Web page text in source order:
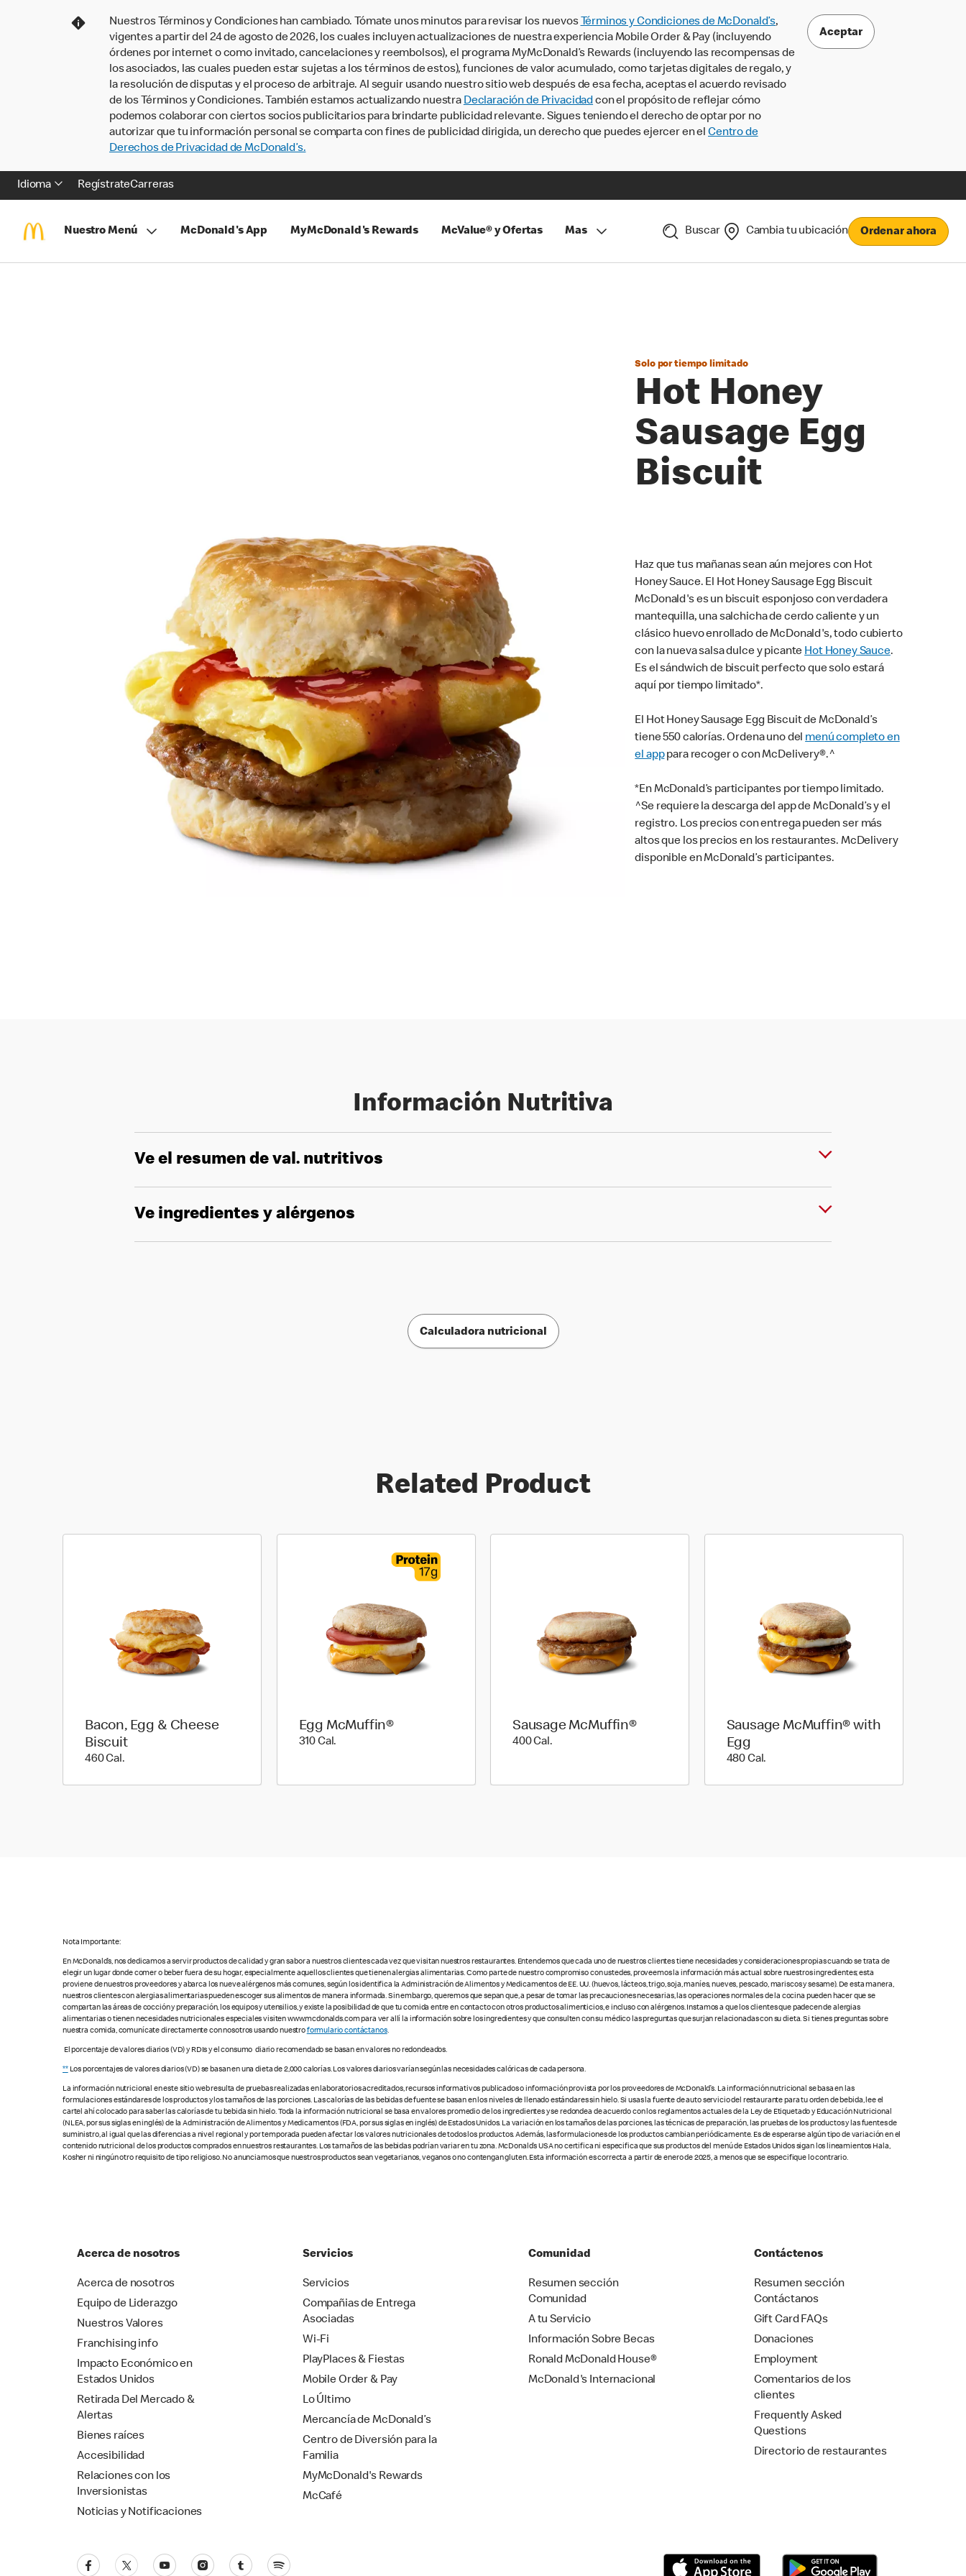
Nuestros Términos y Condiciones han cambiado. Tómate unos minutos para revisar los nuevos Términos y Condiciones de McDonald’s,
vigentes a partir del 24 de agosto de 2026, los cuales incluyen actualizaciones de nuestra experiencia Mobile Order & Pay (incluyendo
órdenes por internet o como invitado, cancelaciones y reembolsos), el programa MyMcDonald’s Rewards (incluyendo las recompensas de
los asociados, las cuales pueden estar sujetas a los términos de estos), funciones de valor acumulado, como tarjetas digitales de regalo, y
la resolución de disputas y el proceso de arbitraje. Al seguir usando nuestro sitio web después de esa fecha, aceptas el acuerdo revisado
de los Términos y Condiciones. También estamos actualizando nuestra Declaración de Privacidadcon el propósito de reflejar cómo
podemos colaborar con ciertos socios publicitarios para brindarte publicidad relevante. Sigues teniendo el derecho de optar por no
autorizar que tu información personal se comparta con fines de publicidad dirigida, un derecho que puedes ejercer en el Centro de
Derechos de Privacidad de McDonald’s.
Aceptar
Idioma RegístrateCarreras
Nuestro Menú McDonald's App MyMcDonald's Rewards McValue® y Ofertas Mas Buscar Cambia tu ubicación Ordenar ahora
Solo por tiempo limitado
Hot Honey
Sausage Egg
Biscuit
Haz que tus mañanas sean aún mejores con Hot
Honey Sauce. El Hot Honey Sausage Egg Biscuit
McDonald's es un biscuit esponjoso con verdadera
mantequilla, una salchicha de cerdo caliente y un
clásico huevo enrollado de McDonald's, todo cubierto
con la nueva salsa dulce y picante Hot Honey Sauce.
Es el sándwich de biscuit perfecto que solo estará
aquí por tiempo limitado*.
El Hot Honey Sausage Egg Biscuit de McDonald’s
tiene 550 calorías. Ordena uno del menú completo en
el apppara recoger o con McDelivery®.^
*En McDonald’s participantes por tiempo limitado.
^Se requiere la descarga del app de McDonald’s y el
registro. Los precios con entrega pueden ser más
altos que los precios en los restaurantes. McDelivery
disponible en McDonald’s participantes.
Información Nutritiva
Ve el resumen de val. nutritivos
Ve ingredientes y alérgenos
Calculadora nutricional
Related Product
Bacon, Egg & Cheese
Biscuit
460 Cal.460 Cal.
Egg McMuffin®
310 Cal.
Sausage McMuffin®
400 Cal.400 Cal.
Sausage McMuffin® with
Egg
480 Cal.
Nota Importante:
En McDonald’s, nos dedicamos a servir productos de calidad y gran sabor a nuestros clientes cada vez que visitan nuestros restaurantes. Entendemos que cada uno de nuestros clientes tiene necesidades y consideraciones propias cuando se trata de
elegir un lugar donde comer o beber fuera de su hogar, especialmente aquellos clientes que tienen alergias alimentarias. Como parte de nuestro compromiso con ustedes, proveemos la información más actual sobre nuestros ingredientes; esta
proviene de nuestros proveedores y abarca los nueve alérgenos más comunes, según los identifica la Administración de Alimentos y Medicamentos de EE. UU. (huevos, lácteos, trigo, soja, maníes, nueves, pescado, mariscos y sesame). De esta manera,
nuestros clientes con alergias alimentarias pueden escoger sus alimentos de manera informada. Sin embargo, queremos que sepan que, a pesar de tomar las precauciones necesarias, las operaciones normales de la cocina pueden hacer que se
compartan las áreas de cocción y preparación, los equipos y utensilios, y existe la posibilidad de que tu comida entre en contacto con otros productos alimenticios, e incluso con alérgenos. Instamos a que los clientes que padecen de alergias
alimentarias o tienen necesidades nutricionales especiales visiten www.mcdonalds.com para ver allí la información sobre los ingredientes y que consulten con su médico las preguntas que surjan relacionadas con su dieta. Si tienes preguntas sobre
nuestra comida, comunícate directamente con nosotros usando nuestroformulario contáctanos.
El porcentaje de valores diarios (VD) y RDIs y el consumo diario recomendado se basan en valores no redondeados.
**Los porcentajes de valores diarios (VD) se basan en una dieta de 2,000 calorías. Los valores diarios varían según las necesidades calóricas de cada persona.
La información nutricional en este sitio web resulta de pruebas realizadas en laboratorios acreditados, recursos informativos publicados o información provista por los proveedores de McDonald’s. La información nutricional se basa en las
formulaciones estándares de los productos y los tamaños de las porciones. Las calorías de las bebidas de fuente se basan en los niveles de llenado estándares sin hielo. Si usas la fuente de auto servicio del restaurante para tu orden de bebida, lee el
cartel ahí colocado para saber las calorías de tu bebida sin hielo. Toda la información nutricional se basa en valores promedio de los ingredientes y se redondea de acuerdo con los reglamentos actuales de la Ley de Etiquetado y Educación Nutricional
(NLEA, por sus siglas en inglés) de la Administración de Alimentos y Medicamentos (FDA, por sus siglas en inglés) de Estados Unidos. La variación en los tamaños de las porciones, las técnicas de preparación, las pruebas de los productos y las fuentes de
suministro, al igual que las diferencias a nivel regional y por temporada pueden afectar los valores nutricionales de todos los productos. Además, las formulaciones de los productos cambian periódicamente. Es de esperarse algún tipo de variación en el
contenido nutricional de los productos comprados en nuestros restaurantes. Los tamaños de las bebidas podrían variar en tu zona. McDonald’s USA no certifica ni especifica que sus productos del menú de Estados Unidos sigan los lineamientos Hala,
Kosher ni ningún otro requisito de tipo religioso. No anunciamos que nuestros productos sean vegetarianos, veganos o no contengan gluten. Esta información es correcta a partir de enero de 2025, a menos que se especifique lo contrario.
Acerca de nosotros
Acerca de nosotros
Equipo de Liderazgo
Nuestros Valores
Franchising info
Impacto Económico en
Estados Unidos
Retirada Del Mercado &
Alertas
Bienes raíces
Accesibilidad
Relaciones con los
Inversionistas
Noticias y Notificaciones
Servicios
Servicios
Compañias de Entrega
Asociadas
Wi-Fi
PlayPlaces & Fiestas
Mobile Order & Pay
Lo Último
Mercancía de McDonald’s
Centro de Diversión para la
Familia
MyMcDonald's Rewards
McCafé
Comunidad
Resumen sección
Comunidad
A tu Servicio
Información Sobre Becas
Ronald McDonald House®
McDonald's Internacional
Contáctenos
Resumen sección
Contáctanos
Gift Card FAQs
Donaciones
Employment
Comentarios de los
clientes
Frequently Asked
Questions
Directorio de restaurantes